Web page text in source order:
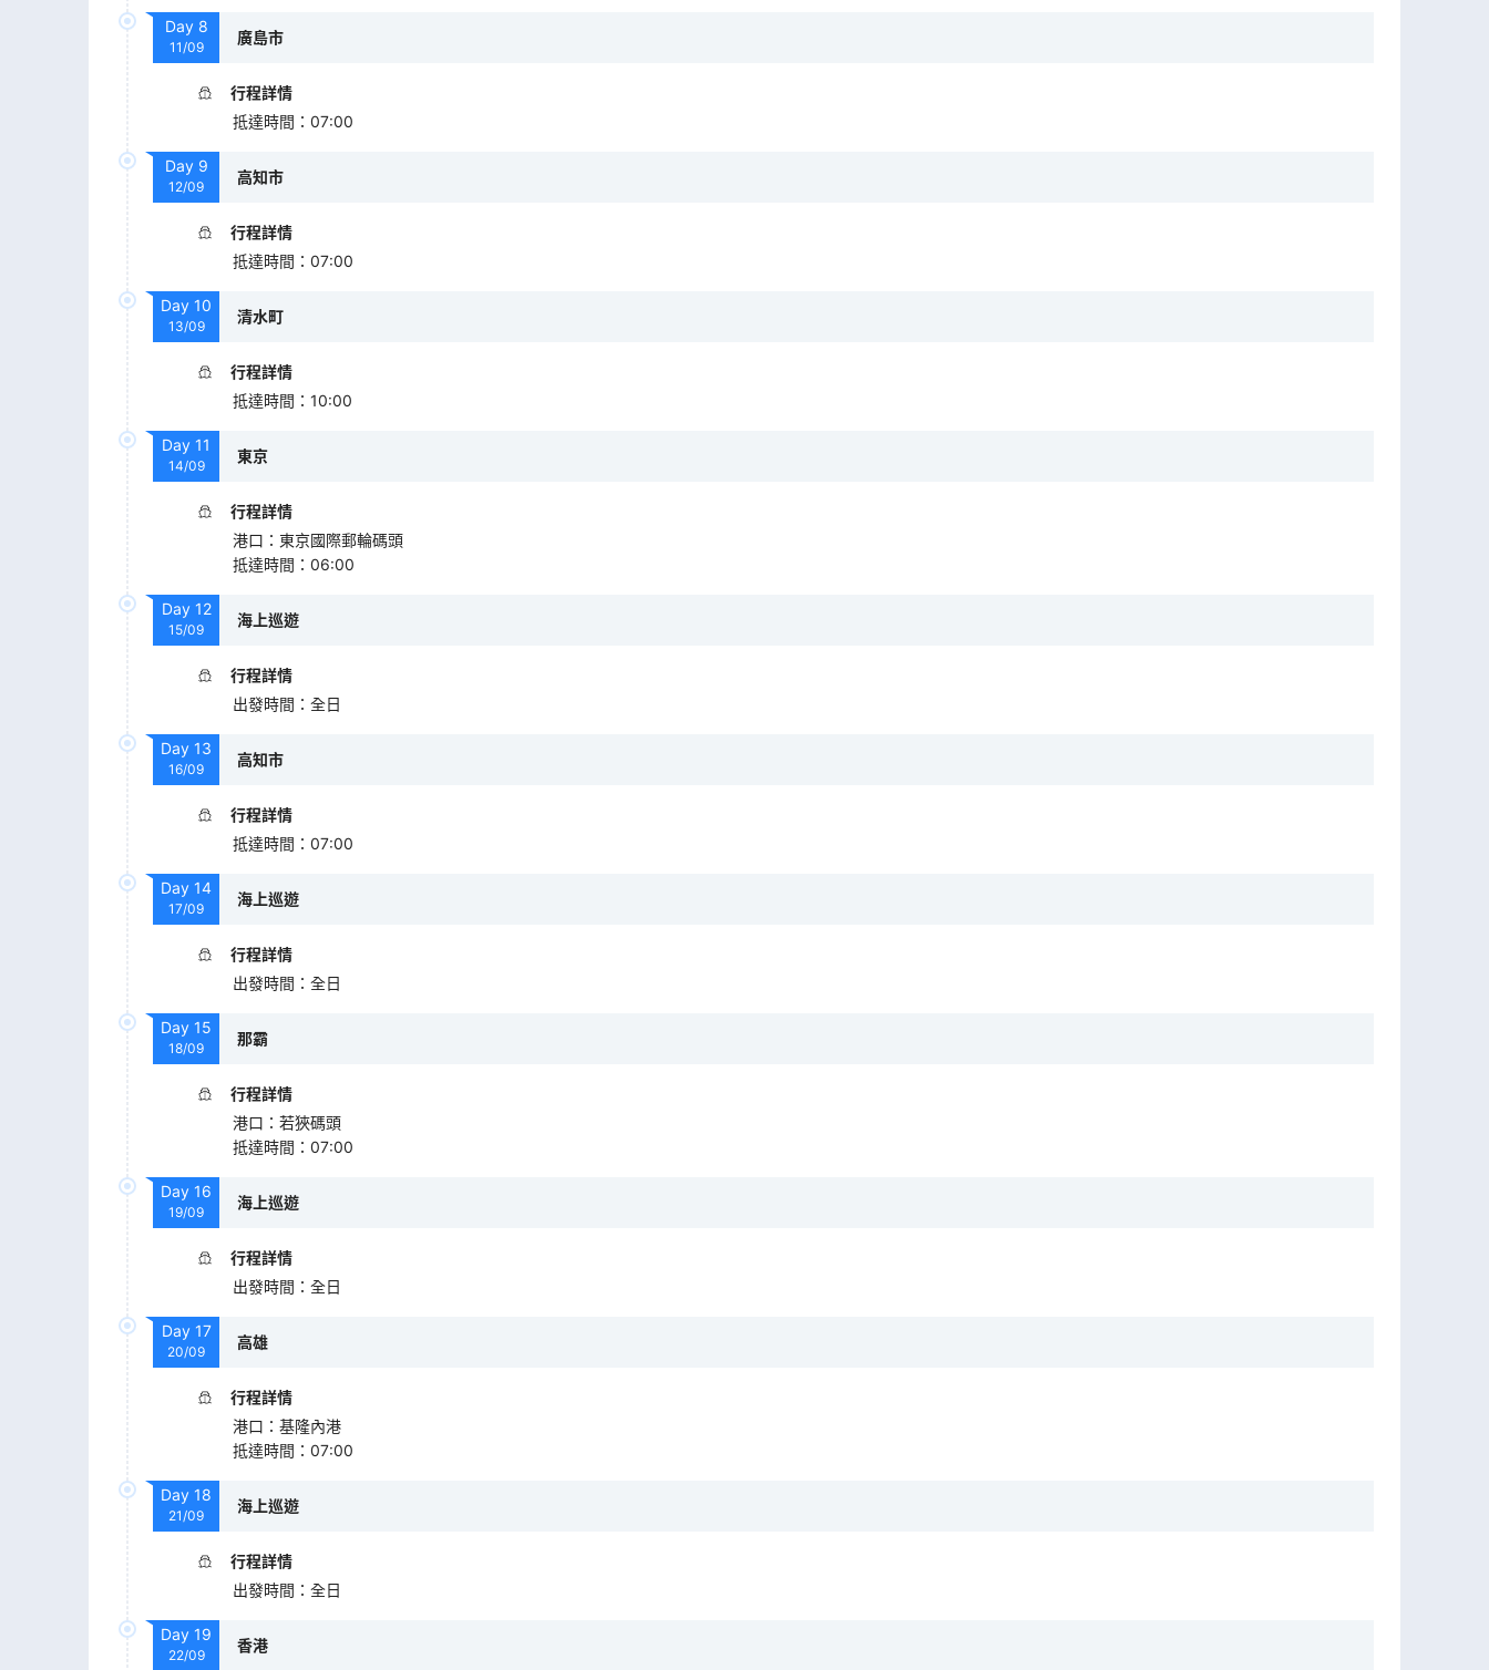
Day 8
11/09
廣島市
行程詳情
抵達時間 ： 07:00
Day 9
12/09
高知市
行程詳情
抵達時間 ： 07:00
Day 10
13/09
清水町
行程詳情
抵達時間 ： 10:00
Day 11
14/09
東京
行程詳情
港口 ： 東京國際郵輪碼頭
抵達時間 ： 06:00
Day 12
15/09
海上巡遊
行程詳情
出發時間 ： 全日
Day 13
16/09
高知市
行程詳情
抵達時間 ： 07:00
Day 14
17/09
海上巡遊
行程詳情
出發時間 ： 全日
Day 15
18/09
那霸
行程詳情
港口 ： 若狹碼頭
抵達時間 ： 07:00
Day 16
19/09
海上巡遊
行程詳情
出發時間 ： 全日
Day 17
20/09
高雄
行程詳情
港口 ： 基隆內港
抵達時間 ： 07:00
Day 18
21/09
海上巡遊
行程詳情
出發時間 ： 全日
Day 19
22/09
香港